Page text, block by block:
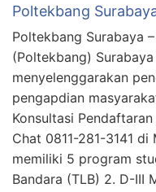
Poltekbang
Poltekbang Surabaya
(Poltekbang)
menyelenggarakan
pengapdian
Konsultasi
Chat 0811-281-3141
memiliki 5 program
Bandara (TLB) 2. D-III